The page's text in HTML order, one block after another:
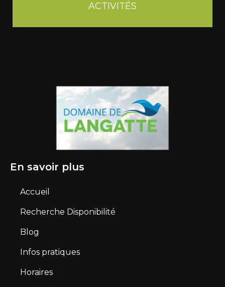
ACTIVITÉS
En savoir plus
Accueil
Recherche Disponibilité
Blog
Infos pratiques
Horaires